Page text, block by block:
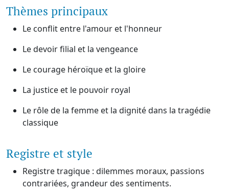
Thèmes principaux
Le conflit entre l'amour et l'honneur
Le devoir filial et la vengeance
Le courage héroïque et la gloire
La justice et le pouvoir royal
Le rôle de la femme et la dignité dans la tragédie
classique
Registre et style
Registre tragique : dilemmes moraux, passions
contrariées, grandeur des sentiments.